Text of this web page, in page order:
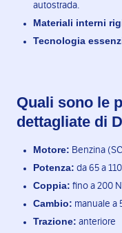
autostrada.
Materiali interni
Tecnologia
Quali sono le
dettagliate di
Motore: Benzina
Potenza: da 65 a
Coppia: fino a 200
Cambio: manuale a
Trazione: anteriore